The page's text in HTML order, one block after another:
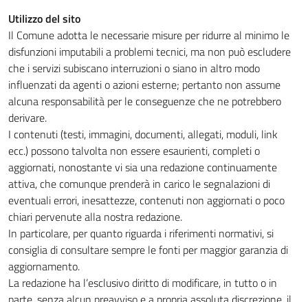
Utilizzo del sito
Il Comune adotta le necessarie misure per ridurre al minimo le
disfunzioni imputabili a problemi tecnici, ma non può escludere
che i servizi subiscano interruzioni o siano in altro modo
influenzati da agenti o azioni esterne; pertanto non assume
alcuna responsabilità per le conseguenze che ne potrebbero
derivare.
I contenuti (testi, immagini, documenti, allegati, moduli, link
ecc.) possono talvolta non essere esaurienti, completi o
aggiornati, nonostante vi sia una redazione continuamente
attiva, che comunque prenderà in carico le segnalazioni di
eventuali errori, inesattezze, contenuti non aggiornati o poco
chiari pervenute alla nostra redazione.
In particolare, per quanto riguarda i riferimenti normativi, si
consiglia di consultare sempre le fonti per maggior garanzia di
aggiornamento.
La redazione ha l’esclusivo diritto di modificare, in tutto o in